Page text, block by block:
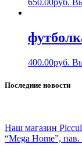
400.00руб.
Последние новости
Наш магазин
“Mega Home”,